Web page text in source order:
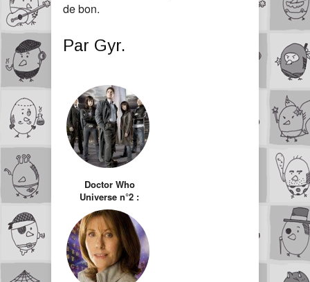
de bon.
Par Gyr.
Doctor Who
Universe n°2 :
Torchwood (2006)